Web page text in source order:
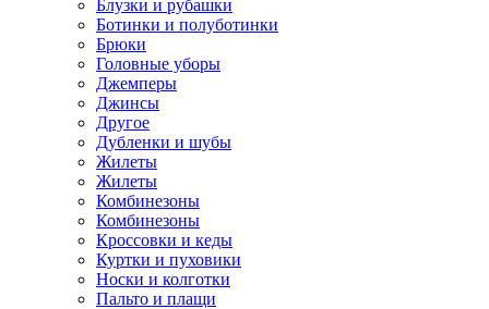
Блузки и рубашки
Ботинки и полуботинки
Брюки
Головные уборы
Джемперы
Джинсы
Другое
Дубленки и шубы
Жилеты
Жилеты
Комбинезоны
Комбинезоны
Кроссовки и кеды
Куртки и пуховики
Носки и колготки
Пальто и плащи